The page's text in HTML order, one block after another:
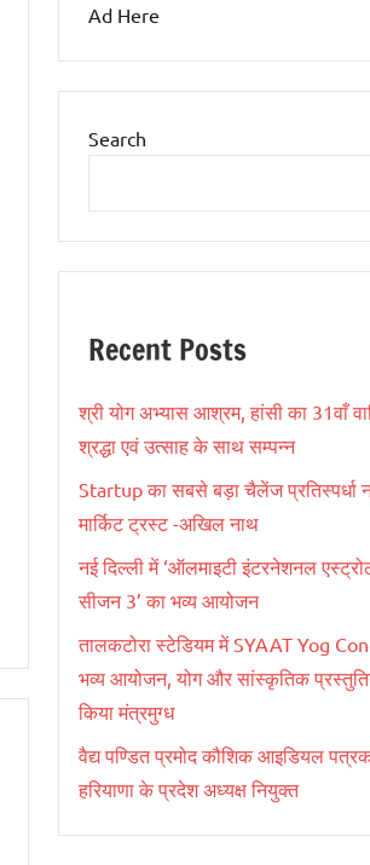
Ad Here
Search
Recent Posts
श्री योग अभ्यास आश्रम, हांसी का 31वाँ
श्रद्धा एवं उत्साह के साथ सम्पन्न
Startup का सबसे बड़ा चैलेंज प्रतिस्पर्धा
मार्किट ट्रस्ट -अखिल नाथ
नई दिल्ली में ‘ऑलमाइटी इंटरनेशनल
सीजन 3’ का भव्य आयोजन
तालकटोरा स्टेडियम में SYAAT Yog
भव्य आयोजन, योग और सांस्कृतिक
किया मंत्रमुग्ध
वैद्य पण्डित प्रमोद कौशिक आइडियल
हरियाणा के प्रदेश अध्यक्ष नियुक्त